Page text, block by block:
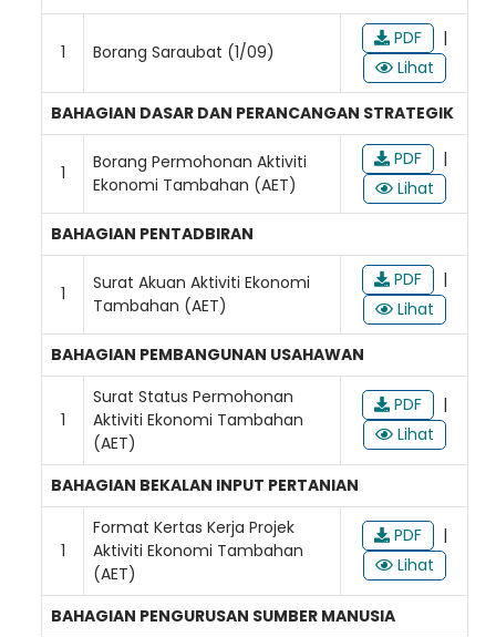
1 Borang Saraubat (1/09)
PDF
|
Lihat
BAHAGIAN DASAR DAN PERANCANGAN STRATEGIK
1
Borang Permohonan Aktiviti
Ekonomi Tambahan (AET)
PDF
|
Lihat
BAHAGIAN PENTADBIRAN
1
Surat Akuan Aktiviti Ekonomi
Tambahan (AET)
PDF
|
Lihat
BAHAGIAN PEMBANGUNAN USAHAWAN
1
Surat Status Permohonan
Aktiviti Ekonomi Tambahan
(AET)
PDF
|
Lihat
BAHAGIAN BEKALAN INPUT PERTANIAN
1
Format Kertas Kerja Projek
Aktiviti Ekonomi Tambahan
(AET)
PDF
|
Lihat
BAHAGIAN PENGURUSAN SUMBER MANUSIA
Loading AiRIS...